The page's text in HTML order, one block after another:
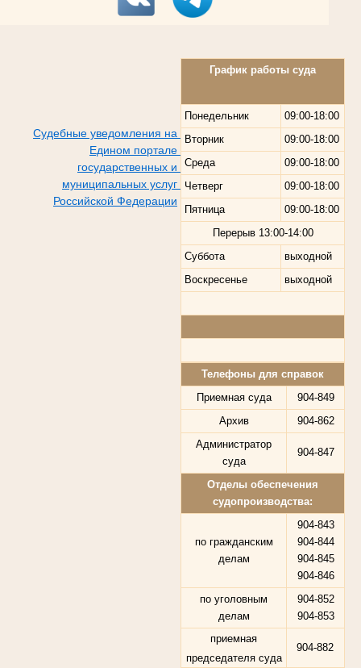
График работы суда
Понедельник
09:00-18:00
Вторник
09:00-18:00
Среда
09:00-18:00
Четверг
09:00-18:00
Пятница
09:00-18:00
Перерыв 13:00-14:00
Суббота
выходной
Воскресенье
выходной
Телефоны для справок
Приемная суда
904-849
Архив
904-862
Администратор
суда
904-847
Отделы обеспечения
судопроизводства:
по гражданским
делам
904-843
904-844
904-845
904-846
по уголовным
делам
904-852
904-853
приемная
председателя суда
904-882
Судебные уведомления на
Едином портале
государственных и
муниципальных услуг
Российской Федерации